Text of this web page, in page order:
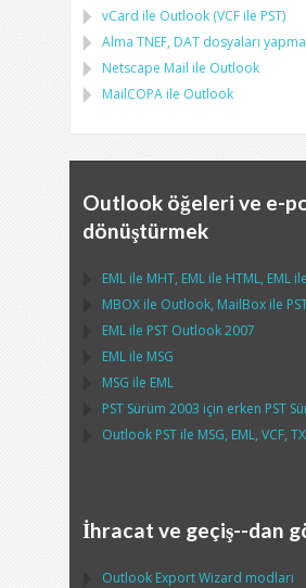
vCard ile Outlook (VCF ile PST)
Alma TNEF, DAT dosyaları
Netscape Mail ile Outlook
MailCOPA ile Outlook
Outlook öğeleri ve e-
dönüştürmek
EML ile MHT, EML ile HTML, EML ile
MBOX ile Outlook, MailBox ile
EML ile PST Outlook2007
EML ile MSG
MSG ile EML
PST Sürüm 2003 için erken PST
Outlook PST ile MSG, EML, VCF,
İhracat ve geçiş--dan
Outlook Export Wizard modları